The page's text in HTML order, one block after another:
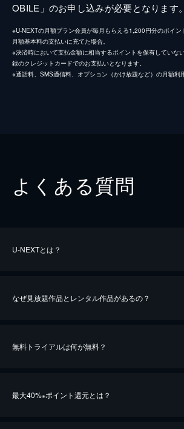
OBILE」のお申し込みが必要となります。
※U-NEXTの月額プラン会員が毎月もらえる1,200円分のポイ
月額基本料の支払いに充てた場合。
※決済時において支払金額に相当するポイントを保有していな
録のクレジットカードでのお支払いとなります。
※通話料、SMS通信料、オプション（かけ放題など）の月額利
よくある質問
U-NEXTとは？
なぜ見放題作品とレンタル作品があるの？
無料トライアルは何が無料？
最大40%※ポイント還元とは？